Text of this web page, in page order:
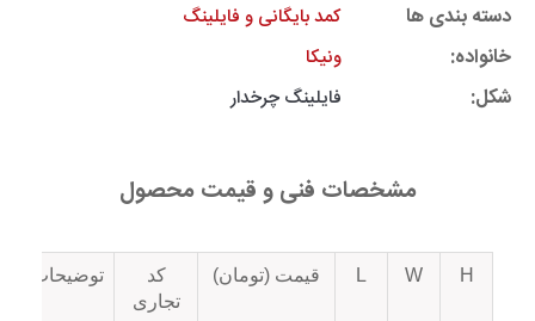
دسته بندی ها کمد بایگانی و فایلینگ
خانواده: ونیکا
شکل: فایلینگ چرخدار
مشخصات فنی و قیمت محصول
H
W
L قیمت (تومان)
کد
تجاری
توضیحات